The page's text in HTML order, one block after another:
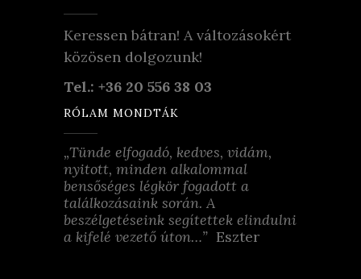
Keressen bátran! A változásokért
közösen dolgozunk!
Tel.: +36 20 556 38 03
RÓLAM MONDTÁK
„Tünde elfogadó, kedves, vidám,
nyitott, minden alkalommal
bensőséges légkör fogadott a
találkozásaink során. A
beszélgetéseink segítettek elindulni
a kifelé vezető úton…” Eszter